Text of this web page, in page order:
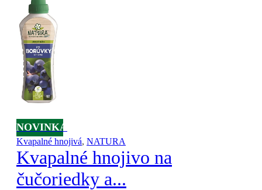
NOVINKA
Kvapalné hnojivá, NATURA
Kvapalné hnojivo na
čučoriedky a...